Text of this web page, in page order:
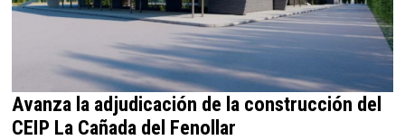
Avanza la adjudicación de la construcción del
CEIP La Cañada del Fenollar